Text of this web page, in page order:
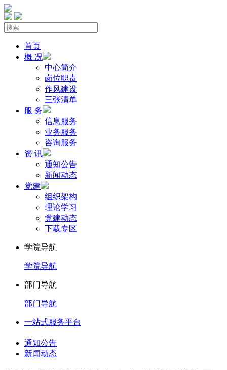
首页
概 况
中心简介
岗位职责
作风建设
三张清单
服 务
信息服务
业务服务
咨询服务
资 讯
通知公告
新闻动态
党建
组织架构
理论学习
党建动态
下载专区
学院导航
学院导航
部门导航
部门导航
一站式服务平台
通知公告
新闻动态